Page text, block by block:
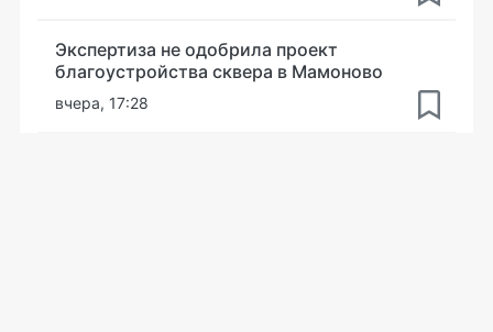
Экспертиза не одобрила проект
благоустройства сквера в Мамоново
вчера, 17:28